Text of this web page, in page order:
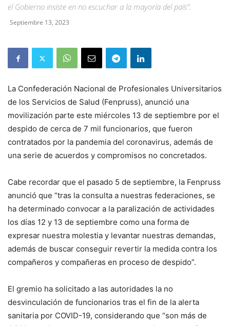
el Gobierno insiste en no escuchar a la mayoría del país”.
Septiembre 13, 2023
La Confederación Nacional de Profesionales Universitarios
de los Servicios de Salud (Fenpruss), anunció una
movilización parte este miércoles 13 de septiembre por el
despido de cerca de 7 mil funcionarios, que fueron
contratados por la pandemia del coronavirus, además de
una serie de acuerdos y compromisos no concretados.
Cabe recordar que el pasado 5 de septiembre, la Fenpruss
anunció que “tras la consulta a nuestras federaciones, se
ha determinado convocar a la paralización de actividades
los días 12 y 13 de septiembre como una forma de
expresar nuestra molestia y levantar nuestras demandas,
además de buscar conseguir revertir la medida contra los
compañeros y compañeras en proceso de despido”.
El gremio ha solicitado a las autoridades la no
desvinculación de funcionarios tras el fin de la alerta
sanitaria por COVID-19, considerando que “son más de